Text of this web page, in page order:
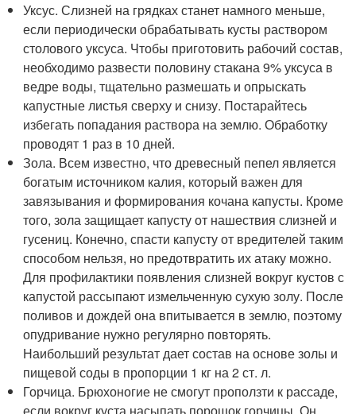
Уксус. Слизней на грядках станет намного меньше,
если периодически обрабатывать кусты раствором
столового уксуса. Чтобы приготовить рабочий состав,
необходимо развести половину стакана 9% уксуса в
ведре воды, тщательно размешать и опрыскать
капустные листья сверху и снизу. Постарайтесь
избегать попадания раствора на землю. Обработку
проводят 1 раз в 10 дней.
Зола. Всем известно, что древесный пепел является
богатым источником калия, который важен для
завязывания и формирования кочана капусты. Кроме
того, зола защищает капусту от нашествия слизней и
гусениц. Конечно, спасти капусту от вредителей таким
способом нельзя, но предотвратить их атаку можно.
Для профилактики появления слизней вокруг кустов с
капустой рассыпают измельченную сухую золу. После
поливов и дождей она впитывается в землю, поэтому
опудривание нужно регулярно повторять.
Наибольший результат дает состав на основе золы и
пищевой соды в пропорции 1 кг на 2 ст. л.
Горчица. Брюхоногие не смогут проползти к рассаде,